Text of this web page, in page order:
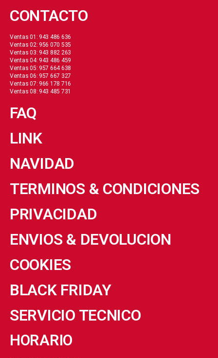
CONTACTO
Ventas 01: 943 486 636
Ventas 02: 956 070 535
Ventas 03: 943 882 263
Ventas 04: 943 486 459
Ventas 05: 957 664 638
Ventas 06: 957 667 327
Ventas 07: 966 178 716
Ventas 08: 943 485 731
FAQ
LINK
NAVIDAD
TERMINOS & CONDICIONES
PRIVACIDAD
ENVIOS & DEVOLUCION
COOKIES
BLACK FRIDAY
SERVICIO TECNICO
HORARIO